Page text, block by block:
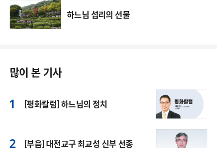
하느님 섭리의 선물
많이 본 기사
[평화칼럼] 하느님의 정치
[부음] 대전교구 최교성 신부 선종